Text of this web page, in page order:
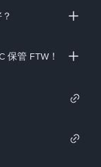
保管 FTW！